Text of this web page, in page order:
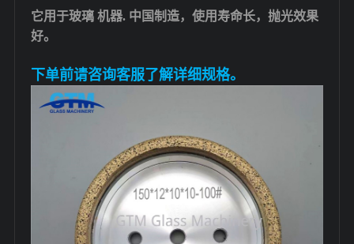
它用于玻璃 机器. 中国制造，使用寿命长，抛光效果
好。
下单前请咨询客服了解详细规格。